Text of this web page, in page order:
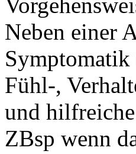
Neben einer
Symptomatik
Fühl-,
und
ZBsp wenn